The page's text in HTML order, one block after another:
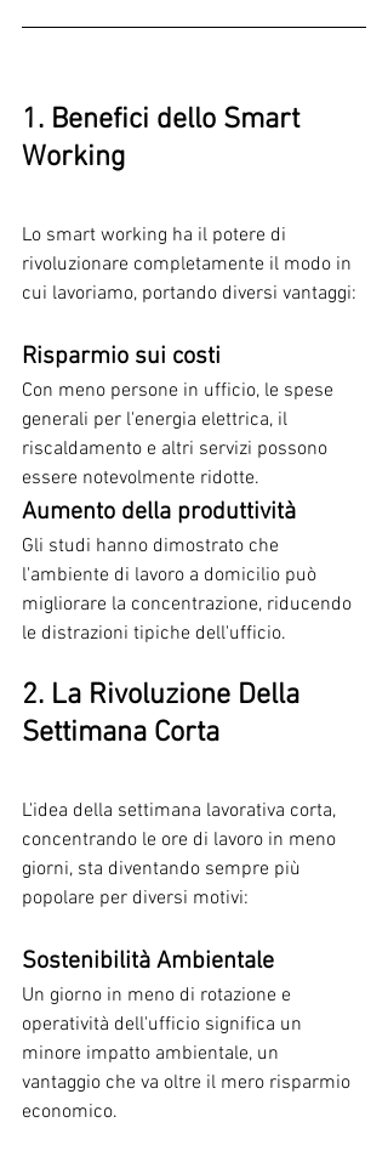
1. Benefici dello Smart
Working
Lo smart working ha il potere di
rivoluzionare completamente il modo in
cui lavoriamo, portando diversi vantaggi:
Risparmio sui costi
Con meno persone in ufficio, le spese
generali per l'energia elettrica, il
riscaldamento e altri servizi possono
essere notevolmente ridotte.
Aumento della produttività
Gli studi hanno dimostrato che
l'ambiente di lavoro a domicilio può
migliorare la concentrazione, riducendo
le distrazioni tipiche dell'ufficio.
2. La Rivoluzione Della
Settimana Corta
L'idea della settimana lavorativa corta,
concentrando le ore di lavoro in meno
giorni, sta diventando sempre più
popolare per diversi motivi:
Sostenibilità Ambientale
Un giorno in meno di rotazione e
operatività dell'ufficio significa un
minore impatto ambientale, un
vantaggio che va oltre il mero risparmio
economico.